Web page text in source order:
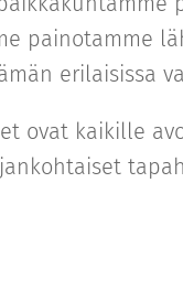
painotamme
erilaisissa
ovat kaikille